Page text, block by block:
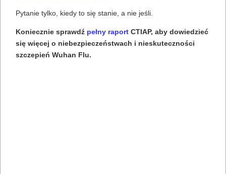
Pytanie tylko, kiedy to się stanie, a nie jeśli.
Koniecznie sprawdź pełny raport CTIAP, aby dowiedzieć
się więcej o niebezpieczeństwach i nieskuteczności
szczepień Wuhan Flu.